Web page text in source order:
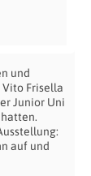
und
Frisella
Junior Uni
auf und